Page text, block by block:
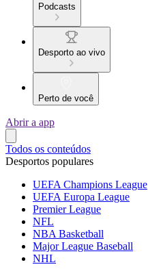
Podcasts
Desporto ao vivo
Perto de você
Abrir a app
Todos os conteúdos
Desportos populares
UEFA Champions League
UEFA Europa League
Premier League
NFL
NBA Basketball
Major League Baseball
NHL